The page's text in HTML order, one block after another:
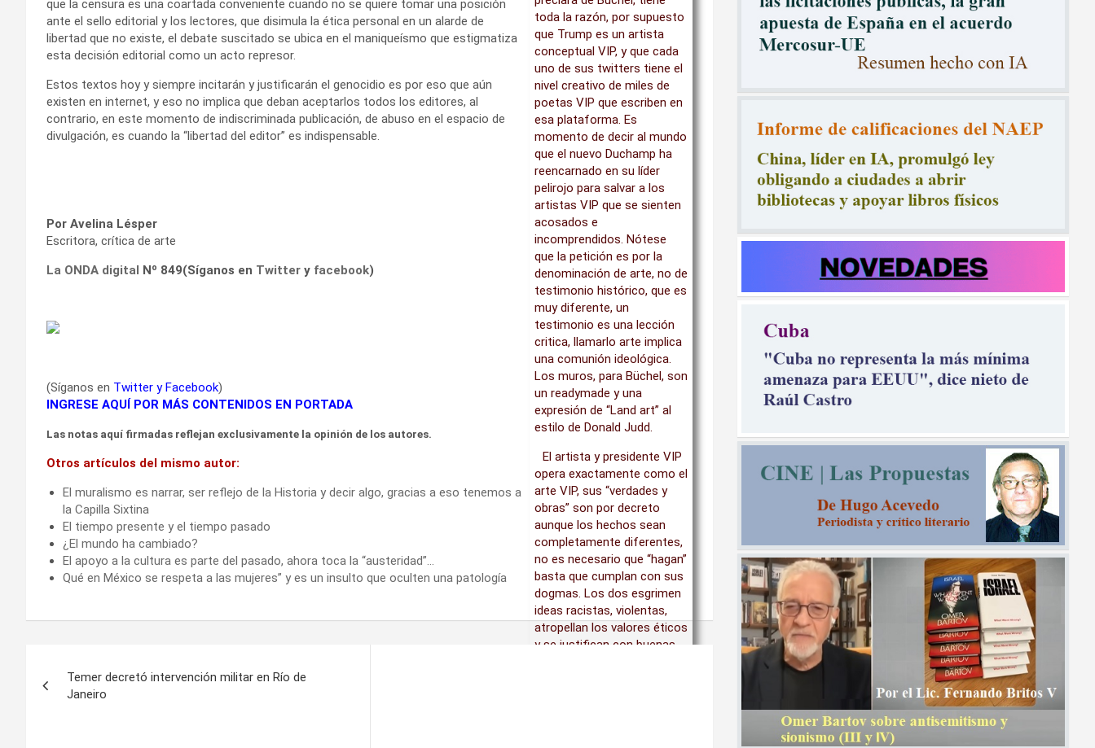
toda la razón, por supuesto
que Trump es un artista
conceptual VIP, y que cada
uno de sus twitters tiene el
nivel creativo de miles de
poetas VIP que escriben en
esa plataforma. Es
momento de decir al mundo
que el nuevo Duchamp ha
reencarnado en su líder
pelirojo para salvar a los
artistas VIP que se sienten
acosados e
incomprendidos. Nótese
que la petición es por la
denominación de arte, no de
testimonio histórico, que es
muy diferente, un
testimonio es una lección
critica, llamarlo arte implica
una comunión ideológica.
Los muros, para Büchel, son
un readymade y una
expresión de “Land art” al
estilo de Donald Judd.
El artista y presidente VIP
opera exactamente como el
arte VIP, sus “verdades y
obras” son por decreto
aunque los hechos sean
completamente diferentes,
no es necesario que “hagan”
basta que cumplan con sus
dogmas. Los dos esgrimen
ideas racistas, violentas,
atropellan los valores éticos
y se justifican con buenas
que la censura es una coartada conveniente cuando no se quiere tomar una posición
ante el sello editorial y los lectores, que disimula la ética personal en un alarde de
libertad que no existe, el debate suscitado se ubica en el maniqueísmo que estigmatiza
esta decisión editorial como un acto represor.
Estos textos hoy y siempre incitarán y justificarán el genocidio es por eso que aún
existen en internet, y eso no implica que deban aceptarlos todos los editores, al
contrario, en este momento de indiscriminada publicación, de abuso en el espacio de
divulgación, es cuando la “libertad del editor” es indispensable.
Por Avelina Lésper
Escritora, crítica de arte
La ONDA digital Nº 849(Síganos en Twitter y facebook)
(Síganos en Twitter yFacebook)
INGRESE AQUÍ POR MÁS CONTENIDOS EN PORTADA
Las notas aquí firmadas reflejan exclusivamente la opinión de los autores.
Otros artículos del mismo autor:
El muralismo es narrar, ser reflejo de la Historia y decir algo, gracias a eso tenemos a
la Capilla Sixtina
El tiempo presente y el tiempo pasado
¿El mundo ha cambiado?
El apoyo a la cultura es parte del pasado, ahora toca la “austeridad”…
Qué en México se respeta a las mujeres” y es un insulto que oculten una patología
de
Temer decretó intervención militar en Río de
Janeiro